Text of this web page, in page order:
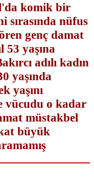
komik bir
sırasında nüfus
genç damat
53 yaşına
adılı kadın
yaşında
yaşını
vücudu o kadar
müstakbel
büyük